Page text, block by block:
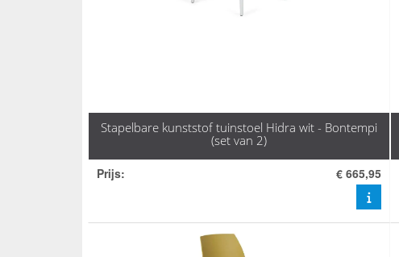
Stapelbare kunststof tuinstoel Hidra wit - Bontempi
(set van 2)
Prijs: € 665,95